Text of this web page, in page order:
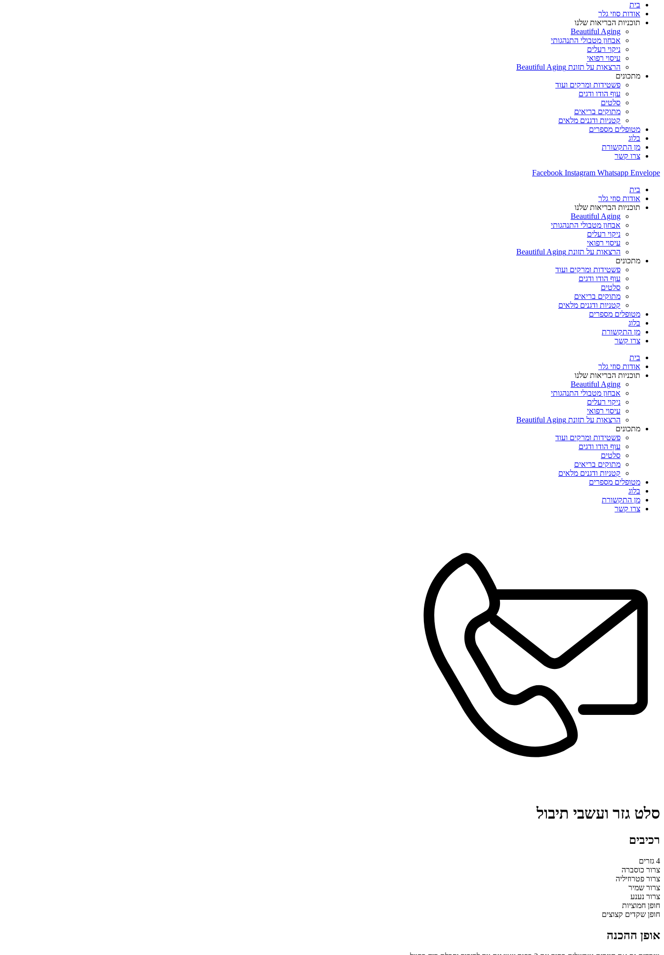
בית
אודות סוזי גלר
תוכניות הבריאות שלנו
Beautiful Aging
אבחון מטבולי התנהגותי
ניקוי רעלים
עיסוי רפואי
הרצאות על תזונת Beautiful Aging
מתכונים
פשטידות ומרקים ועוד
עוף הודו ודגים
סלטים
מתוקים בריאים
קטניות ודגנים מלאים
מטופלים מספרים
בלוג
מן התקשורת
צרו קשר
Facebook Instagram Whatsapp Envelope
בית
אודות סוזי גלר
תוכניות הבריאות שלנו
Beautiful Aging
אבחון מטבולי התנהגותי
ניקוי רעלים
עיסוי רפואי
הרצאות על תזונת Beautiful Aging
מתכונים
פשטידות ומרקים ועוד
עוף הודו ודגים
סלטים
מתוקים בריאים
קטניות ודגנים מלאים
מטופלים מספרים
בלוג
מן התקשורת
צרו קשר
בית
אודות סוזי גלר
תוכניות הבריאות שלנו
Beautiful Aging
אבחון מטבולי התנהגותי
ניקוי רעלים
עיסוי רפואי
הרצאות על תזונת Beautiful Aging
מתכונים
פשטידות ומרקים ועוד
עוף הודו ודגים
סלטים
מתוקים בריאים
קטניות ודגנים מלאים
מטופלים מספרים
בלוג
מן התקשורת
צרו קשר
סלט גזר ועשבי תיבול
רכיבים
4 גזרים
צרור כוסברה
צרור פטרוזיליה
צרור שמיר
צרור נענע
חופן חמוציות
חופן שקדים קצוצים
אופן ההכנה